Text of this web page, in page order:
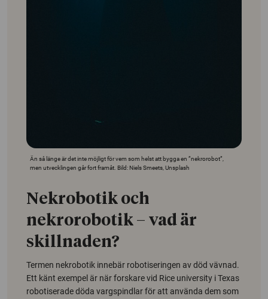
Än så länge är det inte möjligt för vem som helst att bygga en ”nekrorobot”,
men utvecklingen går fort framåt. Bild: Niels Smeets, Unsplash
Nekrobotik och
nekrorobotik – vad är
skillnaden?
Termen nekrobotik innebär robotiseringen av död vävnad.
Ett känt exempel är när forskare vid Rice university i Texas
robotiserade döda vargspindlar för att använda dem som